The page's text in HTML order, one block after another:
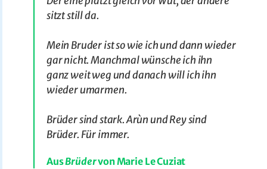
sitzt still da.
Mein Bruder ist so wie ich und dann wieder
gar nicht. Manchmal wünsche ich ihn
ganz weit weg und danach will ich ihn
wieder umarmen.
Brüder sind stark. Arùn und Rey sind
Brüder. Für immer.
AusBrüdervon Marie Le Cuziat